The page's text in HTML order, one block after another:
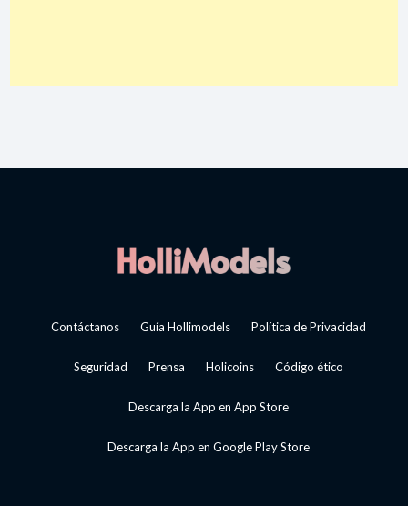
Contáctanos Guía Hollimodels Política de Privacidad
Seguridad Prensa Holicoins Código ético
Descarga la App en App Store
Descarga la App en Google Play Store